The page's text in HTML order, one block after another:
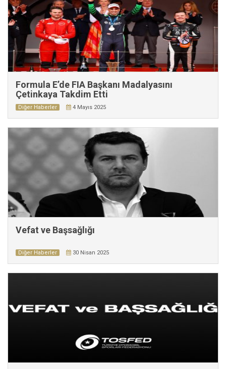
Formula E’de FIA Başkanı Madalyasını
Çetinkaya Takdim Etti
Diğer Haberler 4 Mayıs 2025
Vefat ve Başsağlığı
Diğer Haberler 30 Nisan 2025